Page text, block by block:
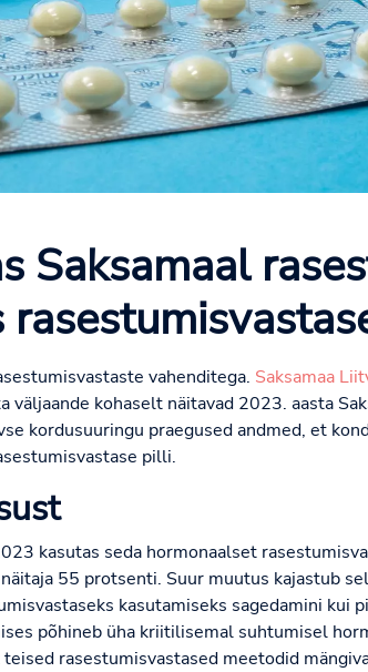
Saksamaal
vahenditega. Saksamaa
kohaselt näitavad 2023. aasta
kordusuuringu praegused andmed, et
pilli.
kasutas seda hormonaalset
55 protsenti. Suur muutus kajastub
kasutamiseks sagedamini kui
põhineb üha kriitilisemal suhtumisel
rasestumisvastased meetodid